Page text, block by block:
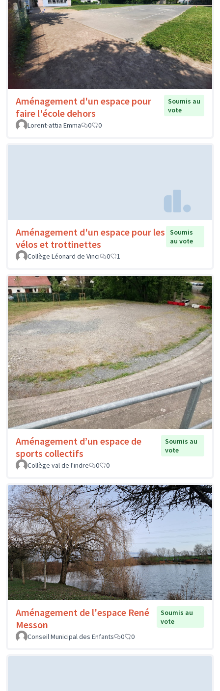
Aménagement d'un espace pour
faire l'école dehors
Soumis au
vote
Lorent-attia Emma
0 0
Aménagement d'un espace pour les
vélos et trottinettes
Soumis
au vote
Collège Léonard de Vinci
0 1
Aménagement d’un espace de
sports collectifs
Soumis au
vote
Collège val de l'indre
0 0
Aménagement de l'espace René
Messon
Soumis au
vote
Conseil Municipal des Enfants
0 0